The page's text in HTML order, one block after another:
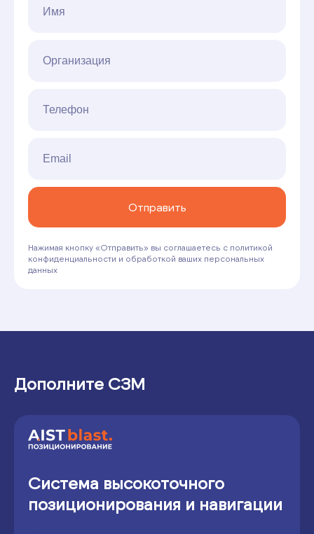
Отправить
Нажимая кнопку «Отправить» вы соглашаетесь с политикой
конфиденциальности и обработкой ваших персональных
данных
Дополните СЗМ
Система высокоточного
позиционирования и навигации